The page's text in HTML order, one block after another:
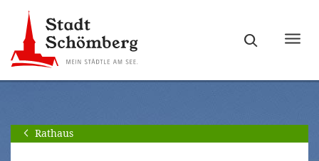
Hauptnavigation
springen
[Alt]+
Seiteninhalt
springen
[Alt]+
Rathaus